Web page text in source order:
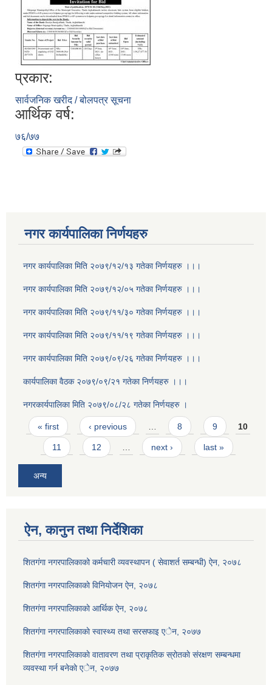
प्रकार:
सार्वजनिक खरीद / बोलपत्र सूचना
आर्थिक वर्ष:
७६/७७
नगर कार्यपालिका निर्णयहरु
नगर कार्यपालिका मिति २०७९/१२/१३ गतेका निर्णयहरु ।।।
नगर कार्यपालिका मिति २०७९/१२/०५ गतेका निर्णयहरु ।।।
नगर कार्यपालिका मिति २०७९/११/३० गतेका निर्णयहरु ।।।
नगर कार्यपालिका मिति २०७९/११/१९ गतेका निर्णयहरु ।।।
नगर कार्यपालिका मिति २०७९/०९/२६ गतेका निर्णयहरु ।।।
कार्यपालिका वैठक २०७९/०९/२१ गतेका निर्णयहरु ।।।
नगरकार्यपालिका मिति २०७९/०८/२८ गतेका निर्णयहरु ।
Pages
« first ‹ previous … 8 9 10
11 12 … next › last »
अन्य
ऐन, कानुन तथा निर्देशिका
शितगंगा नगरपालिकाको कर्मचारी व्यवस्थापन ( सेवाशर्त सम्बन्धी) ऐन, २०७८
शितगंगा नगरपालिकाकाे विनियोजन ऐन, २०७८
शितगंगा नगरपालिकाकाे आर्थिक ऐन, २०७८
शितगंगा नगरपालिकाकाे स्वास्थ्य तथा सरसफाइ एेन, २०७७
शितगंगा नगरपालिकाकाे वातावरण तथा प्राकृतिक स्रोतकाे संरक्षण सम्बन्धमा
व्यवस्था गर्न बनेकाे एेन, २०७७